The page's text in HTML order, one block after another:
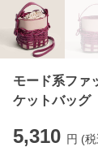
モード系ファ
ケットバッグ
5,310 円 (